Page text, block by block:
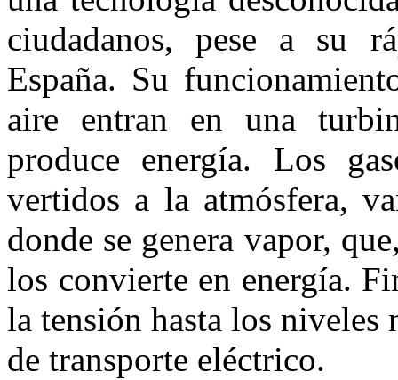
ciudadanos, pese a su
España. Su
aire entran en una
produce energía. Los
vertidos a la atmósfera,
donde se genera vapor,
los convierte en energía.
la tensión hasta los niveles
de transporte eléctrico.